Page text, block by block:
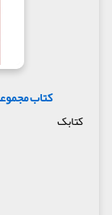
کتاب
کتابک